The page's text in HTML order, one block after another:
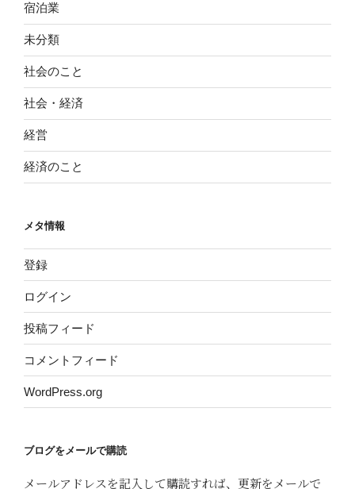
宿泊業
未分類
社会のこと
社会・経済
経営
経済のこと
メタ情報
登録
ログイン
投稿フィード
コメントフィード
WordPress.org
ブログをメールで購読
メールアドレスを記入して購読すれば、更新をメールで